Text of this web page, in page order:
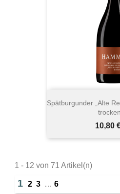
Spätburgunder „Alte
trocken
Preis
10,80
1 - 12 von 71 Artikel(n)
1 2 3 … 6